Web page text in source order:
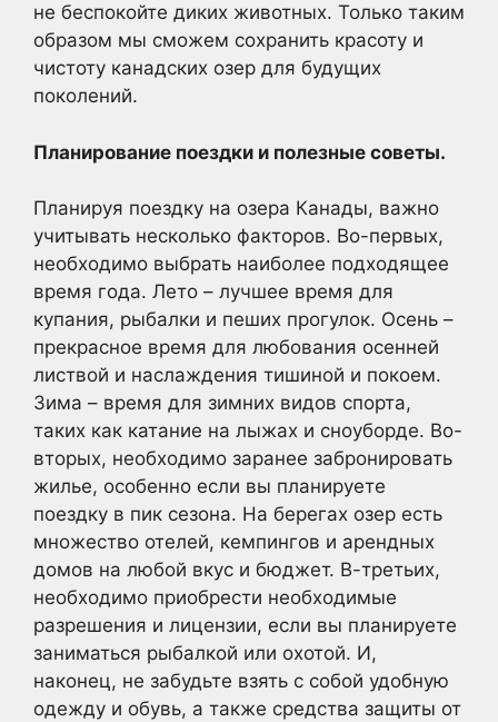
не беспокойте диких животных. Только таким
образом мы сможем сохранить красоту и
чистоту канадских озер для будущих
поколений.
Планирование поездки и полезные советы.
Планируя поездку на озера Канады, важно
учитывать несколько факторов. Во-первых,
необходимо выбрать наиболее подходящее
время года. Лето – лучшее время для
купания, рыбалки и пеших прогулок. Осень –
прекрасное время для любования осенней
листвой и наслаждения тишиной и покоем.
Зима – время для зимних видов спорта,
таких как катание на лыжах и сноуборде. Во-
вторых, необходимо заранее забронировать
жилье, особенно если вы планируете
поездку в пик сезона. На берегах озер есть
множество отелей, кемпингов и арендных
домов на любой вкус и бюджет. В-третьих,
необходимо приобрести необходимые
разрешения и лицензии, если вы планируете
заниматься рыбалкой или охотой. И,
наконец, не забудьте взять с собой удобную
одежду и обувь, а также средства защиты от